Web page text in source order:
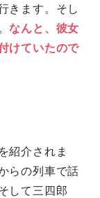
きます。そし
なんと、彼女
けていたので
を紹介されま
らの列車で話
して三四郎